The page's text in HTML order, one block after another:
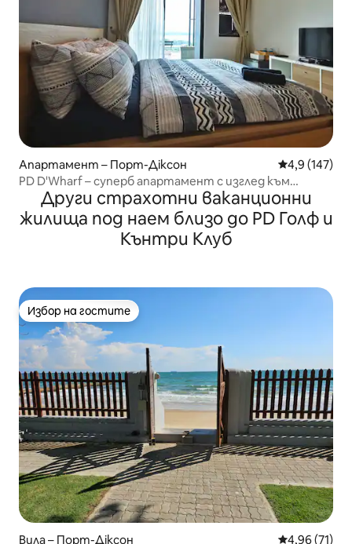
Апартамент – Порт-Діксон Средна
4,9 (147)
PD D'Wharf – суперб апартамент с изглед към
морето и смарт телевизор
Други страхотни ваканционни
жилища под наем близо до PD Голф и
Кънтри Клуб
Избор на гостите
Избор на гостите
Вила – Порт-Діксон Средна
4,96 (71)